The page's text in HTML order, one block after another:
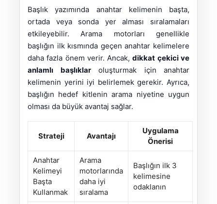
Başlık yazımında anahtar kelimenin başta,
ortada veya sonda yer alması sıralamaları
etkileyebilir. Arama motorları genellikle
başlığın ilk kısmında geçen anahtar kelimelere
daha fazla önem verir. Ancak,dikkat çekici ve
anlamlı başlıklaroluşturmak için anahtar
kelimenin yerini iyi belirlemek gerekir. Ayrıca,
başlığın hedef kitlenin arama niyetine uygun
olması da büyük avantaj sağlar.
Strateji Avantajı
Uygulama
Önerisi
Anahtar
Kelimeyi
Başta
Kullanmak
Arama
motorlarında
daha iyi
sıralama
Başlığın ilk 3
kelimesine
odaklanın